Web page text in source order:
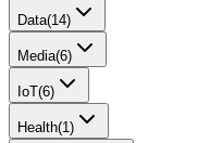
Data(14)
Media(6)
IoT(6)
Health(1)